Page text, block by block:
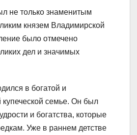
не только знаменитым
князем Владимирской
было отмечено
дел и значимых
в богатой и
купеческой семье. Он был
и богатства, которые
Уже в раннем детстве